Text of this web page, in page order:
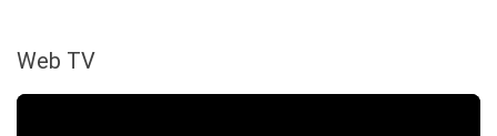
Web TV